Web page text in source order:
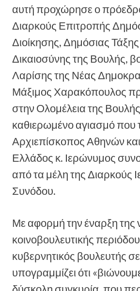
αυτή προχώρησε ο
Διαρκούς Επιτροπής
Διοίκησης, Δημόσιας Τάξης
Δικαιοσύνης της Βουλής,
Λαρίσης της Νέας
Μάξιμος Χαρακόπουλος
στην Ολομέλεια της Βουλής
καθιερωμένο αγιασμό που
Αρχιεπίσκοπος Αθηνών
Ελλάδος κ. Ιερώνυμος
από τα μέλη της Διαρκούς
Συνόδου.
Με αφορμή την έναρξη της
κοινοβουλευτικής
κυβερνητικός βουλευτής
υπογραμμίζει ότι